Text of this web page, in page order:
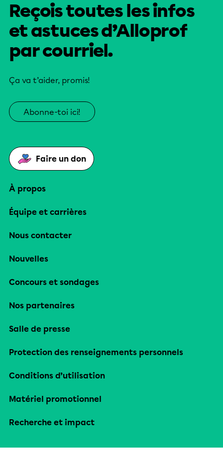
Reçois toutes les infos
et astuces d’Alloprof
par courriel.
Ça va t’aider, promis!
Abonne-toi ici!
Faire un don
À propos
Équipe et carrières
Nous contacter
Nouvelles
Concours et sondages
Nos partenaires
Salle de presse
Protection des renseignements personnels
Conditions d’utilisation
Matériel promotionnel
Recherche et impact